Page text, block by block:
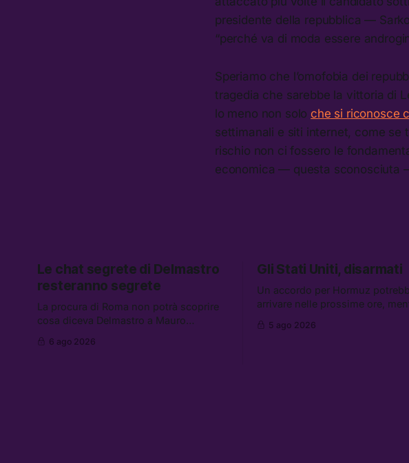
presidente della repubblica —
“perché va di moda essere
Speriamo che l’omofobia dei
tragedia che sarebbe la vittoria di
lo meno non solo che si riconosce
settimanali e siti internet, come se
rischio non ci fossero le
economica — questa sconosciuta
Le chat segrete di Delmastro
resteranno segrete
La procura di Roma non potrà scoprire
cosa diceva Delmastro a Mauro
clan Senese. Tra le altre notizie: le IDF
6 ago 2026
Gli Stati Uniti, disarmati
Un accordo per Hormuz
arrivare nelle prossime ore,
gli Stati Uniti come disarmati.
5 ago 2026